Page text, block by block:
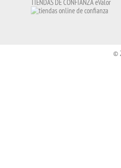
TIENDAS DE CONFIANZA eValor
©